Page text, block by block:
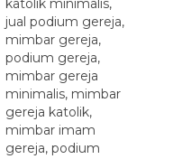
jual podium gereja,
mimbar gereja,
podium gereja,
mimbar gereja
minimalis, mimbar
gereja katolik,
mimbar imam
gereja, podium